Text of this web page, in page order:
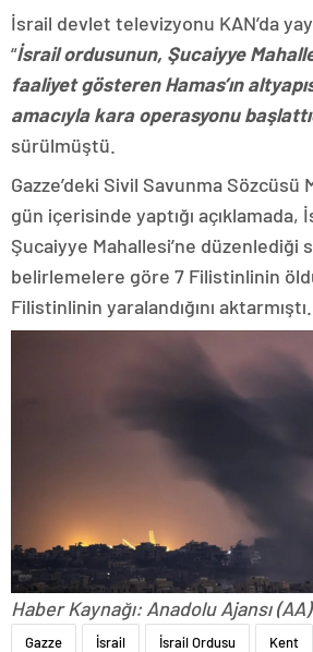
İsrail devlet televizyonu KAN’da
“İsrail ordusunun, Şucaiyye
faaliyet gösteren Hamas’ın
amacıyla kara operasyonu
sürülmüştü.
Gazze’deki Sivil Savunma Sözcüsü
gün içerisinde yaptığı
Şucaiyye Mahallesi’ne düzenlediği
belirlemelere göre 7 Filistinlinin
Filistinlinin yaralandığını aktarmıştı.
Haber Kaynağı: Anadolu Ajansı (AA)
Gazze İsrail İsrail Ordusu Kent